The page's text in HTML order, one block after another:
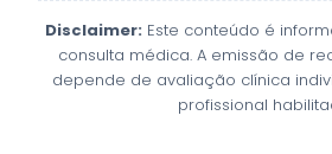
Disclaimer: Este conteúdo é
consulta médica. A emissão de
depende de avaliação clínica
profissional